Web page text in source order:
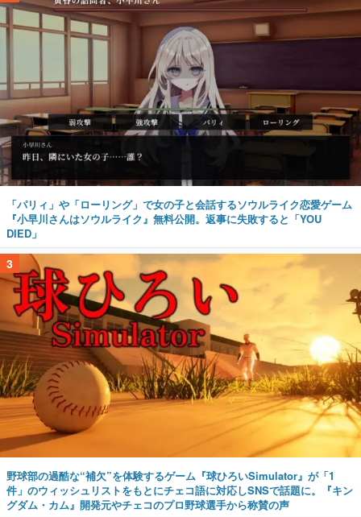
「パリィ」や「ローリング」で女の子と会話するソウルライク恋愛ゲーム
『小早川さんはソウルライク』無料公開。返事に失敗すると「YOU
DIED」
3
野球部の過酷な“補欠”を体験するゲーム『球ひろいSimulator』が「1
件」のウィッシュリストをもとにチェコ語に対応しSNSで話題に。『キン
グダム・カム』開発元やチェコのプロ野球選手から称賛の声